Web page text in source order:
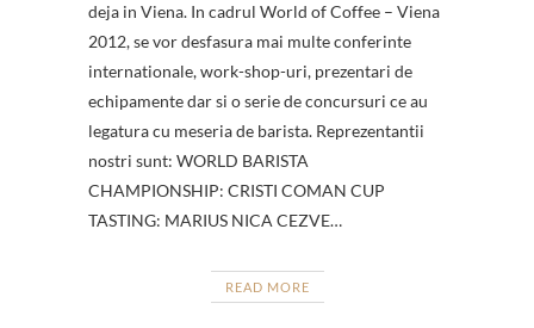
deja in Viena. In cadrul World of Coffee – Viena
2012, se vor desfasura mai multe conferinte
internationale, work-shop-uri, prezentari de
echipamente dar si o serie de concursuri ce au
legatura cu meseria de barista. Reprezentantii
nostri sunt: WORLD BARISTA
CHAMPIONSHIP: CRISTI COMAN CUP
TASTING: MARIUS NICA CEZVE…
READ MORE